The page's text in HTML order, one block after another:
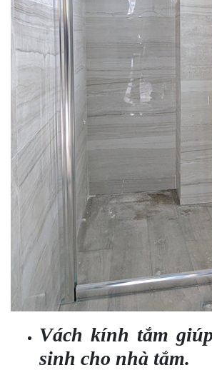
Vách kính tắm
sinh cho nhà tắm.